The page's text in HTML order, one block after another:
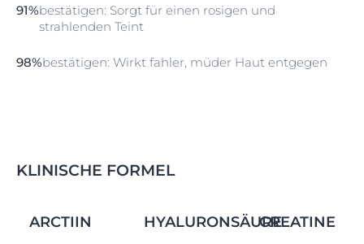
91%bestätigen: Sorgt für einen rosigen und
strahlenden Teint
98%bestätigen: Wirkt fahler, müder Haut entgegen
KLINISCHE FORMEL
ARCTIIN HYALURONSÄURECREATINE